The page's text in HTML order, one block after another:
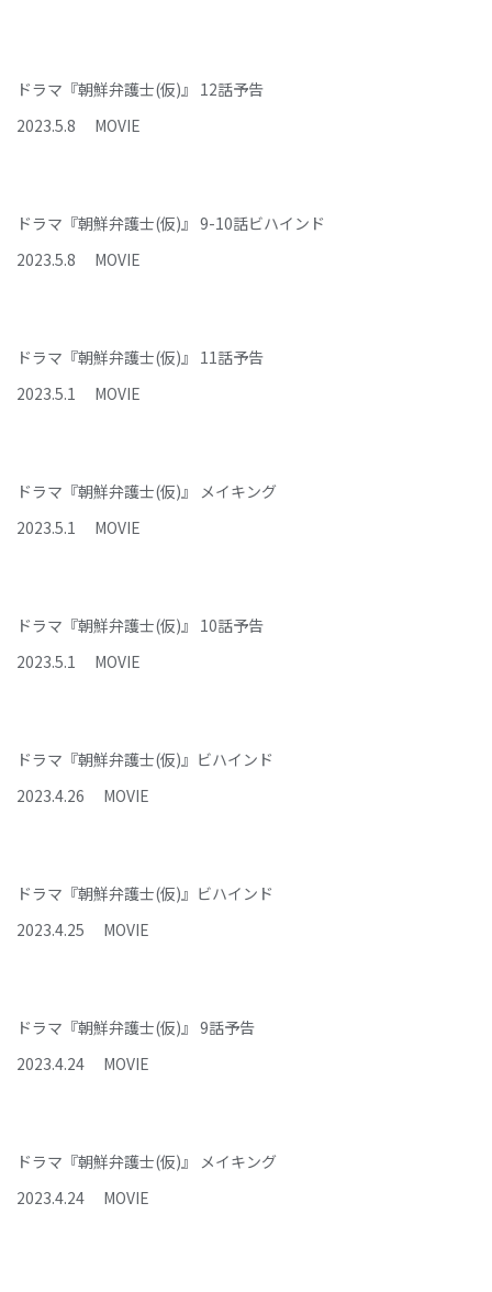
ドラマ『朝鮮弁護士(仮)』 12話予告
2023.5.8 MOVIE
ドラマ『朝鮮弁護士(仮)』 9-10話ビハインド
2023.5.8 MOVIE
ドラマ『朝鮮弁護士(仮)』 11話予告
2023.5.1 MOVIE
ドラマ『朝鮮弁護士(仮)』 メイキング
2023.5.1 MOVIE
ドラマ『朝鮮弁護士(仮)』 10話予告
2023.5.1 MOVIE
ドラマ『朝鮮弁護士(仮)』ビハインド
2023.4.26 MOVIE
ドラマ『朝鮮弁護士(仮)』ビハインド
2023.4.25 MOVIE
ドラマ『朝鮮弁護士(仮)』 9話予告
2023.4.24 MOVIE
ドラマ『朝鮮弁護士(仮)』 メイキング
2023.4.24 MOVIE